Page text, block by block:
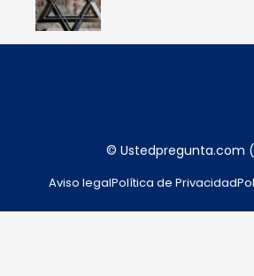
© Ustedpregunta.com
Aviso legalPolítica de Privacidad